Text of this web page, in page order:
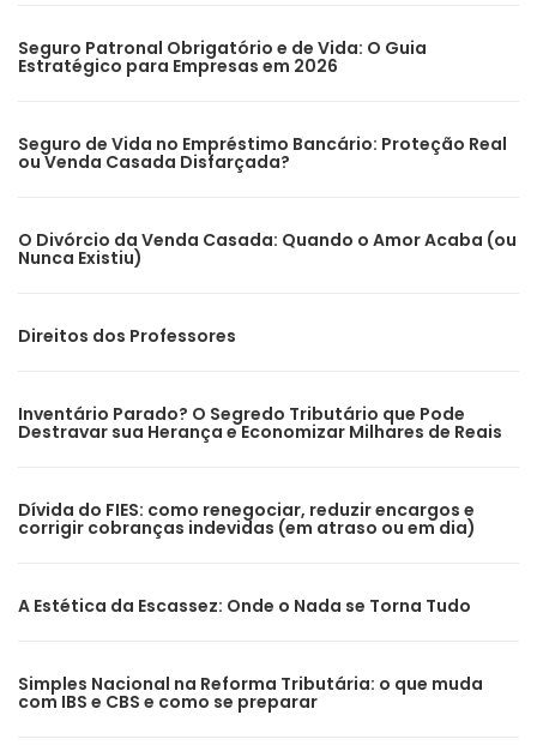
Seguro Patronal Obrigatório e de Vida: O Guia
Estratégico para Empresas em 2026
Seguro de Vida no Empréstimo Bancário: Proteção Real
ou Venda Casada Disfarçada?
O Divórcio da Venda Casada: Quando o Amor Acaba (ou
Nunca Existiu)
Direitos dos Professores
Inventário Parado? O Segredo Tributário que Pode
Destravar sua Herança e Economizar Milhares de Reais
Dívida do FIES: como renegociar, reduzir encargos e
corrigir cobranças indevidas (em atraso ou em dia)
A Estética da Escassez: Onde o Nada se Torna Tudo
Simples Nacional na Reforma Tributária: o que muda
com IBS e CBS e como se preparar